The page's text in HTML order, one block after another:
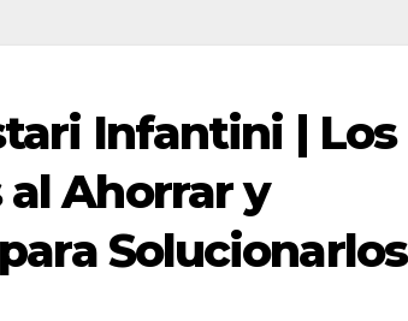
Infantini | Los
al Ahorrar y
Solucionarlos